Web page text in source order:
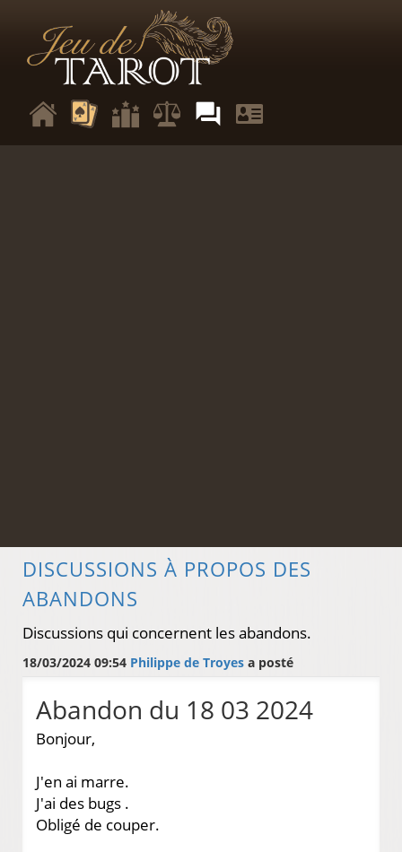
DISCUSSIONS À PROPOS DES
ABANDONS
Discussions qui concernent les abandons.
18/03/2024 09:54 Philippe de Troyes a posté
Abandon du 18 03 2024
Bonjour,
J'en ai marre.
J'ai des bugs .
Obligé de couper.